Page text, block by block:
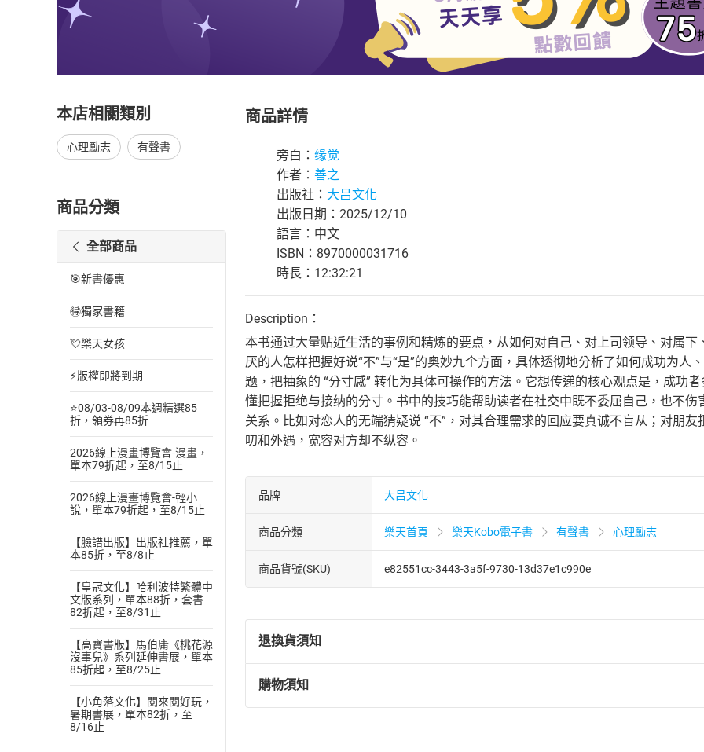
本店相關類別
心理勵志 有聲書
商品分類
全部商品
🎯新書優惠
🉐獨家書籍
💘樂天女孩
⚡版權即將到期
⭐08/03-08/09本週精選85
折，領券再85折
2026線上漫畫博覽會-漫畫，
單本79折起，至8/15止
2026線上漫畫博覽會-輕小
說，單本79折起，至8/15止
【臉譜出版】出版社推薦，單
本85折，至8/8止
【皇冠文化】哈利波特繁體中
文版系列，單本88折，套書
82折起，至8/31止
【高寶書版】馬伯庸《桃花源
沒事兒》系列延伸書展，單本
85折起，至8/25止
【小角落文化】閱來閱好玩，
暑期書展，單本82折，至
8/16止
商品詳情
旁白： 缘觉
作者： 善之
出版社： 大吕文化
出版日期：2025/12/10
語言：中文
ISBN：8970000031716
時長：12:32:21
Description：
本书通过大量贴近生活的事例和精炼的要点，从如何对自己、对上司领导、对属
厌的人怎样把握好说“不”与“是”的奥妙九个方面，具体透彻地分析了如何成功为
题，把抽象的 “分寸感” 转化为具体可操作的方法。它想传递的核心观点是，成功
懂把握拒绝与接纳的分寸。书中的技巧能帮助读者在社交中既不委屈自己，也不
关系。比如对恋人的无端猜疑说 “不”，对其合理需求的回应要真诚不盲从；对朋
叨和外遇，宽容对方却不纵容。
品牌 大吕文化
商品分類 樂天首頁 樂天Kobo電子書 有聲書 心理勵志
商品貨號(SKU) e82551cc-3443-3a5f-9730-13d37e1c990e
退換貨須知
退換貨規定：
(一)依消費者保護法第19條第1項後段暨通訊交易解除權合理例外情事適用
購物須知